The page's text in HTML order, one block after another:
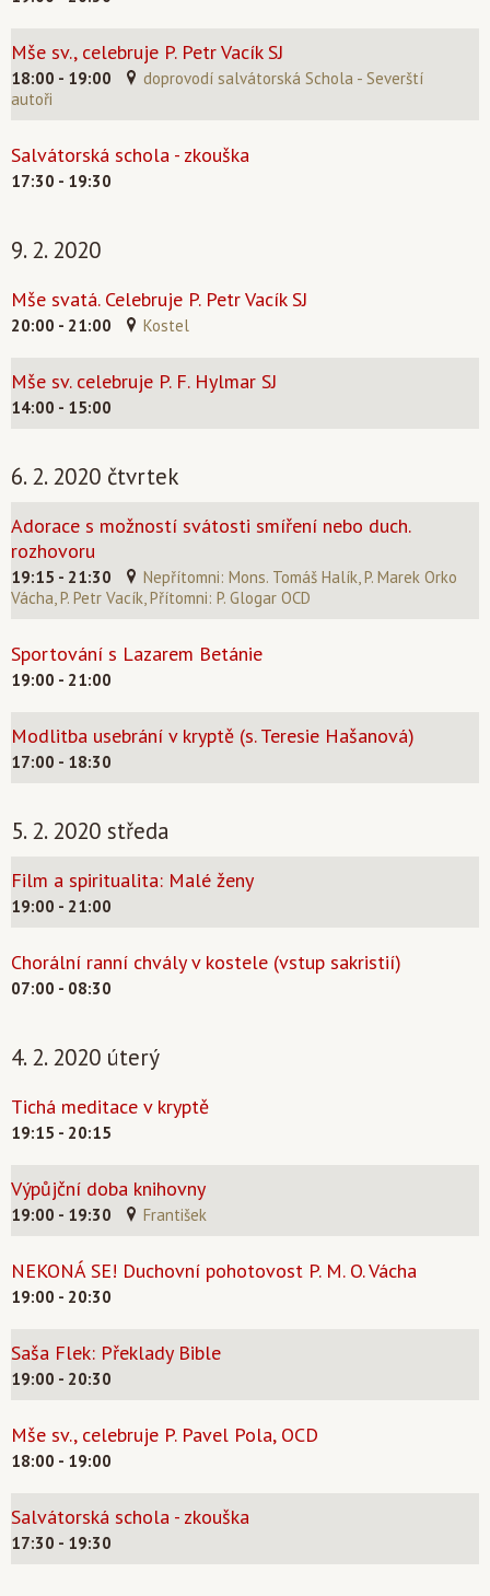
Mše sv., celebruje P. Petr Vacík SJ
18:00 - 19:00
doprovodí salvátorská Schola - Severští
autoři
Salvátorská schola - zkouška
17:30 - 19:30
9. 2. 2020
Mše svatá. Celebruje P. Petr Vacík SJ
20:00 - 21:00 Kostel
Mše sv. celebruje P. F. Hylmar SJ
14:00 - 15:00
6. 2. 2020 čtvrtek
Adorace s možností svátosti smíření nebo duch.
rozhovoru
19:15 - 21:30
Nepřítomni: Mons. Tomáš Halík, P. Marek Orko
Vácha, P. Petr Vacík, Přítomni: P. Glogar OCD
Sportování s Lazarem Betánie
19:00 - 21:00
Modlitba usebrání v kryptě (s. Teresie Hašanová)
17:00 - 18:30
5. 2. 2020 středa
Film a spiritualita: Malé ženy
19:00 - 21:00
Chorální ranní chvály v kostele (vstup sakristií)
07:00 - 08:30
4. 2. 2020 úterý
Tichá meditace v kryptě
19:15 - 20:15
Výpůjční doba knihovny
19:00 - 19:30 František
NEKONÁ SE! Duchovní pohotovost P. M. O. Vácha
19:00 - 20:30
Saša Flek: Překlady Bible
19:00 - 20:30
Mše sv., celebruje P. Pavel Pola, OCD
18:00 - 19:00
Salvátorská schola - zkouška
17:30 - 19:30